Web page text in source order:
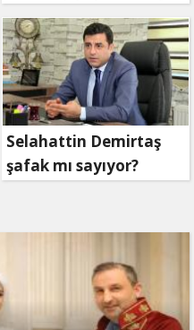
mahkemeye
başvuruyor
Selahattin Demirtaş
şafak mı sayıyor?